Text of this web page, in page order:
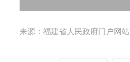
来源：福建省人民政府门户网站